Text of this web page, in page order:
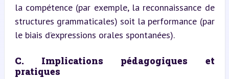
la compétence (par exemple, la reconnaissance de
structures grammaticales) soit la performance (par
le biais d’expressions orales spontanées).
C. Implications pédagogiques et
pratiques